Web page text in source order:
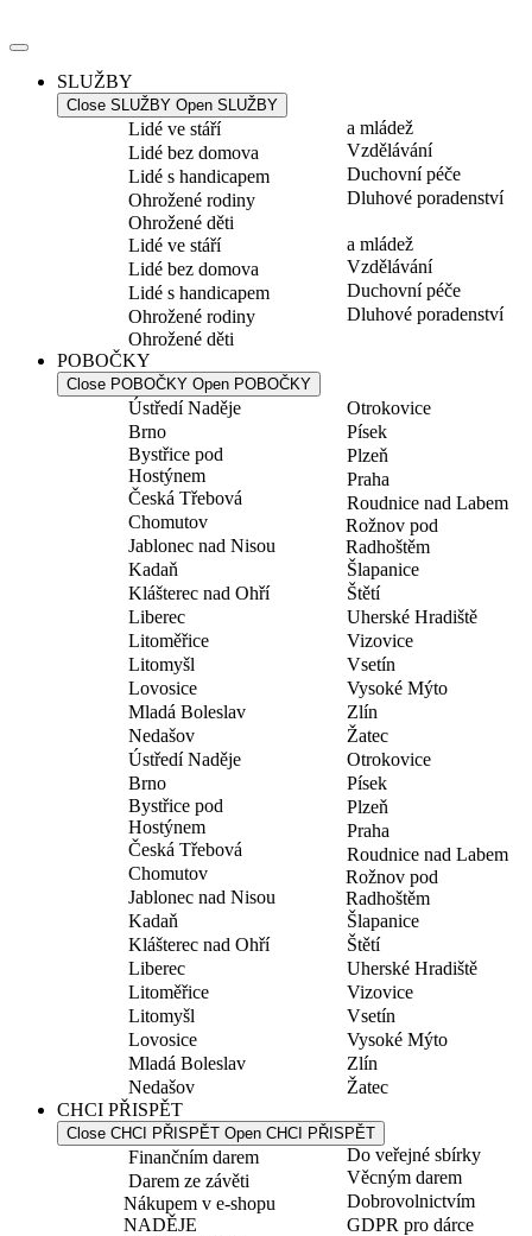
k
SLUŽBY
Close SLUŽBY Open SLUŽBY
Lidé ve stáří
Lidé bez domova
Lidé s handicapem
Ohrožené rodiny
Ohrožené děti
a mládež
Vzdělávání
Duchovní péče
Dluhové poradenství
Lidé ve stáří
Lidé bez domova
Lidé s handicapem
Ohrožené rodiny
Ohrožené děti
a mládež
Vzdělávání
Duchovní péče
Dluhové poradenství
POBOČKY
Close POBOČKY Open POBOČKY
Ústředí Naděje
Brno
Bystřice pod
Hostýnem
Česká Třebová
Chomutov
Jablonec nad Nisou
Kadaň
Klášterec nad Ohří
Liberec
Litoměřice
Litomyšl
Lovosice
Mladá Boleslav
Nedašov
Otrokovice
Písek
Plzeň
Praha
Roudnice nad Labem
Rožnov pod
Radhoštěm
Šlapanice
Štětí
Uherské Hradiště
Vizovice
Vsetín
Vysoké Mýto
Zlín
Žatec
Ústředí Naděje
Brno
Bystřice pod
Hostýnem
Česká Třebová
Chomutov
Jablonec nad Nisou
Kadaň
Klášterec nad Ohří
Liberec
Litoměřice
Litomyšl
Lovosice
Mladá Boleslav
Nedašov
Otrokovice
Písek
Plzeň
Praha
Roudnice nad Labem
Rožnov pod
Radhoštěm
Šlapanice
Štětí
Uherské Hradiště
Vizovice
Vsetín
Vysoké Mýto
Zlín
Žatec
CHCI PŘISPĚT
Close CHCI PŘISPĚT Open CHCI PŘISPĚT
Finančním darem
Darem ze závěti
Nákupem v e-shopu
NADĚJE
Do veřejné sbírky
Věcným darem
Dobrovolnictvím
GDPR pro dárce